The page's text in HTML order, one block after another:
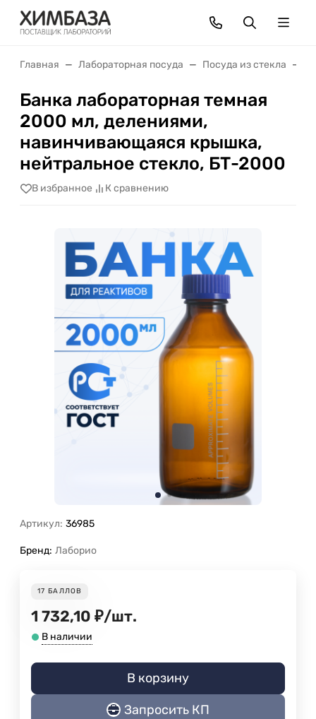
Главная Лабораторная посуда Посуда из стекла
Банка лабораторная темная
2000 мл, делениями,
навинчивающаяся крышка,
нейтральное стекло, БТ-2000
В избранное К сравнению
Артикул: 36985
Бренд: Лаборио
17 БАЛЛОВ
1 732,10 ₽/шт.
В наличии
В корзину
Запросить КП